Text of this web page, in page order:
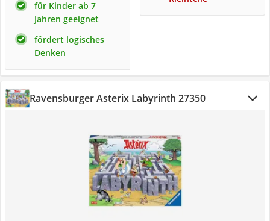
für Kinder ab 7
Jahren geeignet
fördert logisches
Denken
Ravensburger Asterix Labyrinth 27350